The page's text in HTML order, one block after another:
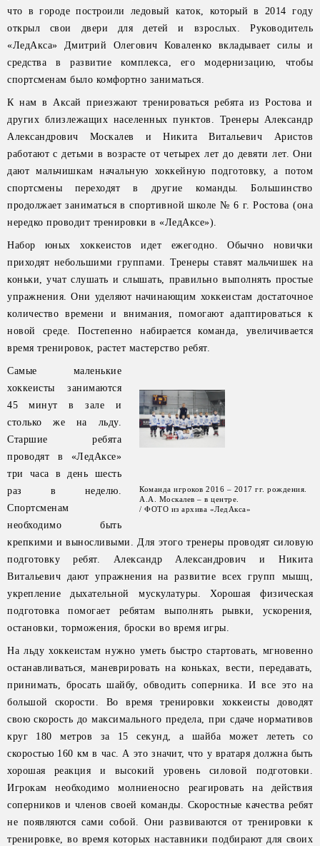
что в городе построили ледовый каток, который в 2014 году
открыл свои двери для детей и взрослых. Руководитель
«ЛедАкса» Дмитрий Олегович Коваленко вкладывает силы и
средства в развитие комплекса, его модернизацию, чтобы
спортсменам было комфортно заниматься.
К нам в Аксай приезжают тренироваться ребята из Ростова и
других близлежащих населенных пунктов. Тренеры Александр
Александрович Москалев и Никита Витальевич Аристов
работают с детьми в возрасте от четырех лет до девяти лет. Они
дают мальчишкам начальную хоккейную подготовку, а потом
спортсмены переходят в другие команды. Большинство
продолжает заниматься в спортивной школе № 6 г. Ростова (она
нередко проводит тренировки в «ЛедАксе»).
Набор юных хоккеистов идет ежегодно. Обычно новички
приходят небольшими группами. Тренеры ставят мальчишек на
коньки, учат слушать и слышать, правильно выполнять простые
упражнения. Они уделяют начинающим хоккеистам достаточное
количество времени и внимания, помогают адаптироваться к
новой среде. Постепенно набирается команда, увеличивается
время тренировок, растет мастерство ребят.
Команда игроков 2016 – 2017 гг. рождения.
А.А. Москалев – в центре.
/ ФОТО из архива «ЛедАкса»
Самые маленькие
хоккеисты занимаются
45 минут в зале и
столько же на льду.
Старшие ребята
проводят в «ЛедАксе»
три часа в день шесть
раз в неделю.
Спортсменам
необходимо быть
крепкими и выносливыми. Для этого тренеры проводят силовую
подготовку ребят. Александр Александрович и Никита
Витальевич дают упражнения на развитие всех групп мышц,
укрепление дыхательной мускулатуры. Хорошая физическая
подготовка помогает ребятам выполнять рывки, ускорения,
остановки, торможения, броски во время игры.
На льду хоккеистам нужно уметь быстро стартовать, мгновенно
останавливаться, маневрировать на коньках, вести, передавать,
принимать, бросать шайбу, обводить соперника. И все это на
большой скорости. Во время тренировки хоккеисты доводят
свою скорость до максимального предела, при сдаче нормативов
круг 180 метров за 15 секунд, а шайба может лететь со
скоростью 160 км в час. А это значит, что у вратаря должна быть
хорошая реакция и высокий уровень силовой подготовки.
Игрокам необходимо молниеносно реагировать на действия
соперников и членов своей команды. Скоростные качества ребят
не появляются сами собой. Они развиваются от тренировки к
тренировке, во время которых наставники подбирают для своих